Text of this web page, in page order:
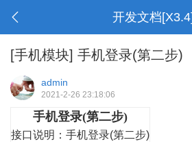
开发文档[X3.4]
[手机模块] 手机登录(第二步)
admin
2021-2-26 23:18:06
手机登录(第二步)
接口说明： 手机登录(第二步)